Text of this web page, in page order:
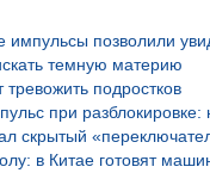
импульсы позволили
темную материю
подростков
при разблокировке:
скрытый
в Китае готовят